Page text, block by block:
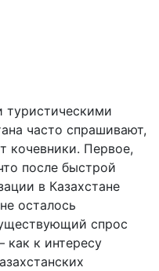
туристическими
часто спрашивают,
кочевники. Первое,
после быстрой
в Казахстане
осталось
спрос
как к интересу